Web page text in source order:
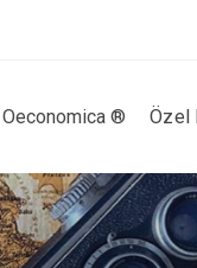
Oeconomica ® Özel